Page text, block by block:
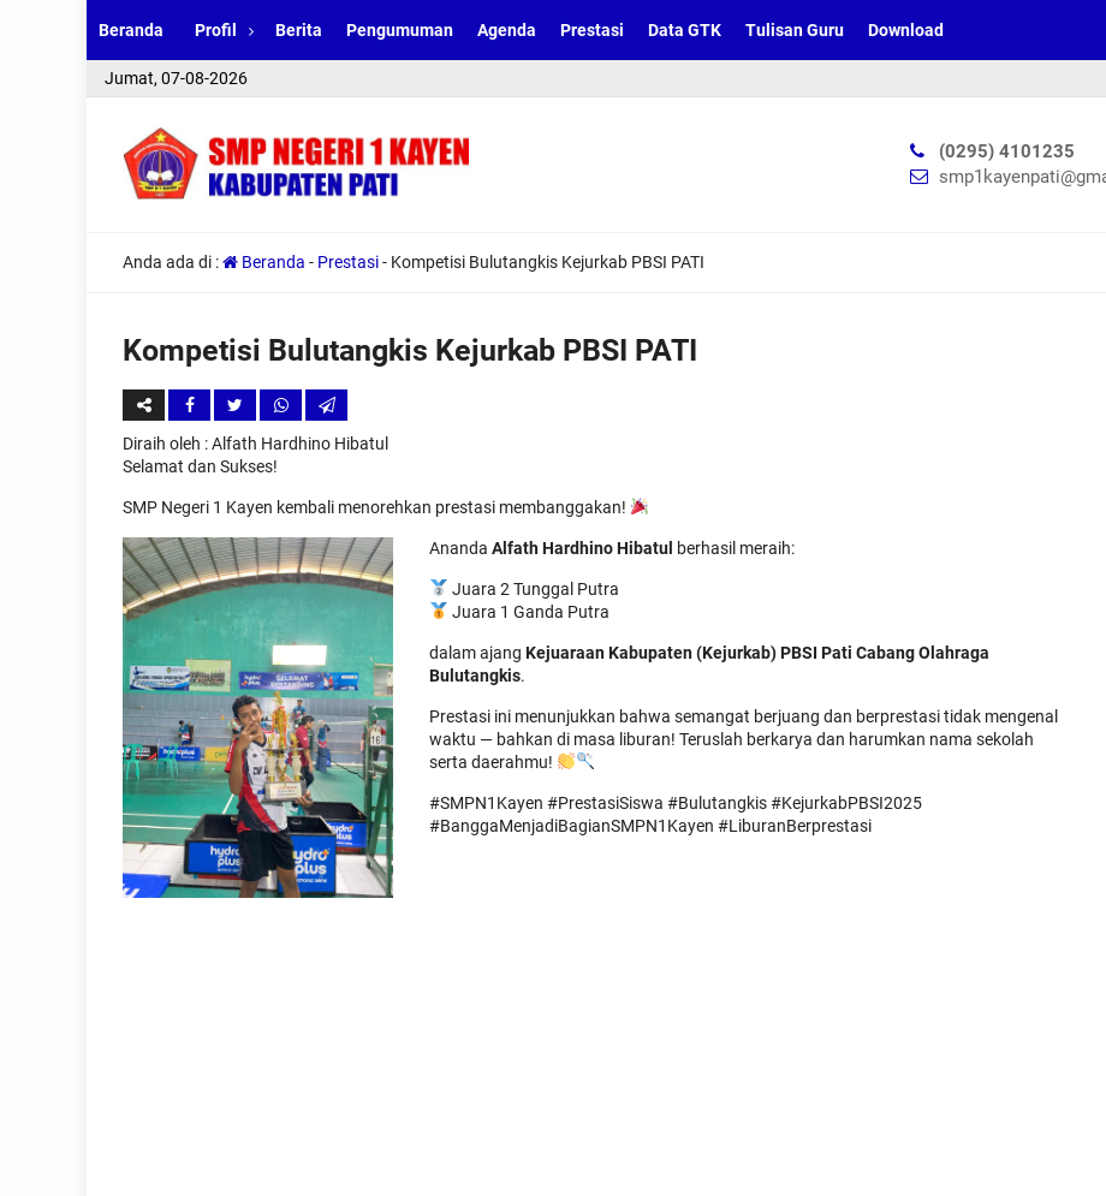
Beranda Profil Berita Pengumuman Agenda Prestasi Data GTK Tulisan Guru Download
Jumat, 07-08-2026
(0295) 4101235
Anda ada di : Beranda - Prestasi- Kompetisi Bulutangkis Kejurkab PBSI PATI
Kompetisi Bulutangkis Kejurkab PBSI PATI
Diraih oleh : Alfath Hardhino Hibatul
Selamat dan Sukses!
SMP Negeri 1 Kayen kembali menorehkan prestasi membanggakan!
Ananda Alfath Hardhino Hibatul berhasil meraih:
Juara 2 Tunggal Putra
Juara 1 Ganda Putra
dalam ajang Kejuaraan Kabupaten (Kejurkab) PBSI Pati Cabang Olahraga
Bulutangkis.
Prestasi ini menunjukkan bahwa semangat berjuang dan berprestasi tidak mengenal
waktu — bahkan di masa liburan! Teruslah berkarya dan harumkan nama sekolah
serta daerahmu!
#SMPN1Kayen #PrestasiSiswa #Bulutangkis #KejurkabPBSI2025
#BanggaMenjadiBagianSMPN1Kayen #LiburanBerprestasi